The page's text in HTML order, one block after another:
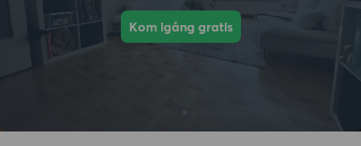
Kom igång gratis